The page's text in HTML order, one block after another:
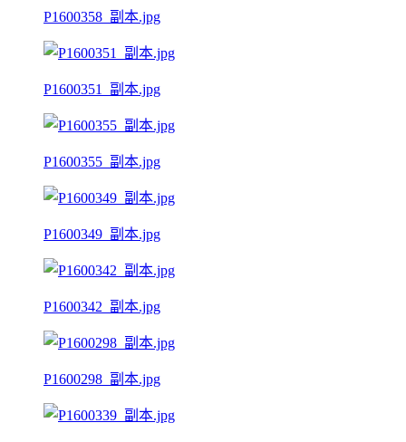
P1600358_副本.jpg
P1600351_副本.jpg
P1600355_副本.jpg
P1600349_副本.jpg
P1600342_副本.jpg
P1600298_副本.jpg